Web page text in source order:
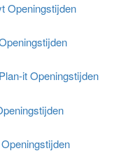
Openingstijden
it Openingstijden